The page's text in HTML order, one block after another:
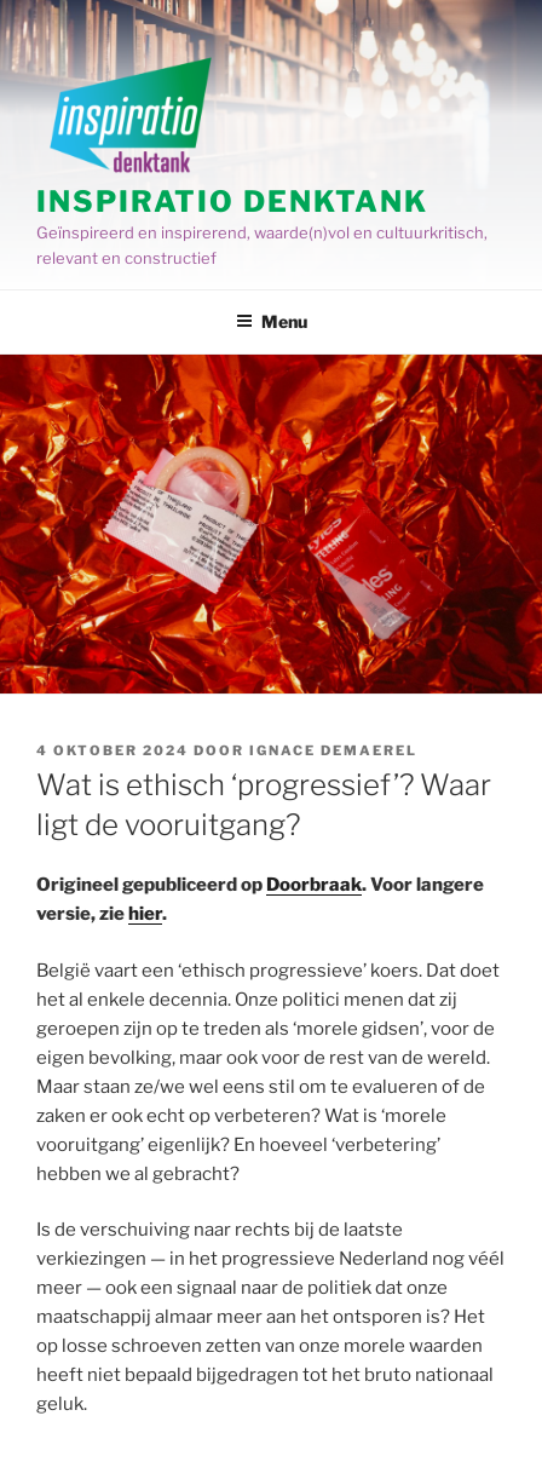
Spring
naar
de
inhoud
INSPIRATIO DENKTANK
Geïnspireerd en inspirerend, waarde(n)vol en cultuurkritisch,
relevant en constructief
Menu
GEPLAATST
OP
4 OKTOBER 2024 DOOR IGNACE DEMAEREL
Wat is ethisch ‘progressief’? Waar
ligt de vooruitgang?
Origineel gepubliceerd op Doorbraak. Voor langere
versie, ziehier.
België vaart een ‘ethisch progressieve’ koers. Dat doet
het al enkele decennia. Onze politici menen dat zij
geroepen zijn op te treden als ‘morele gidsen’, voor de
eigen bevolking, maar ook voor de rest van de wereld.
Maar staan ze/we wel eens stil om te evalueren of de
zaken er ook echt op verbeteren? Wat is ‘morele
vooruitgang’ eigenlijk? En hoeveel ‘verbetering’
hebben we al gebracht?
Is de verschuiving naar rechts bij de laatste
verkiezingen — in het progressieve Nederland nog véél
meer — ook een signaal naar de politiek dat onze
maatschappij almaar meer aan het ontsporen is? Het
op losse schroeven zetten van onze morele waarden
heeft niet bepaald bijgedragen tot het bruto nationaal
geluk.